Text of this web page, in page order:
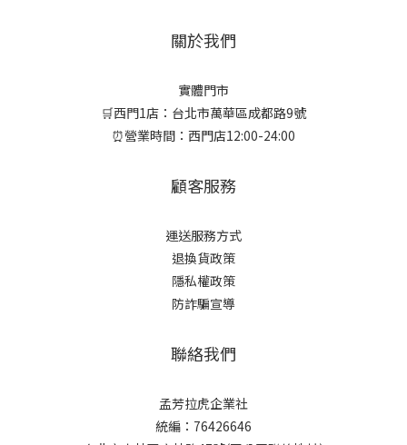
關於我們
實體門市
🛒西門1店：台北市萬華區成都路9號
⏰營業時間：西門店12:00-24:00
顧客服務
運送服務方式
退換貨政策
隱私權政策
防詐騙宣導
聯絡我們
孟芳拉虎企業社
統編：76426646